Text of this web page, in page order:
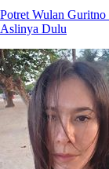
Potret Wulan
Aslinya Dulu